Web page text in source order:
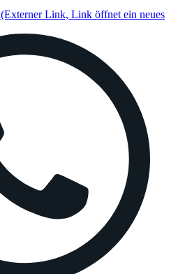
(Externer Link, Link öffnet ein neues